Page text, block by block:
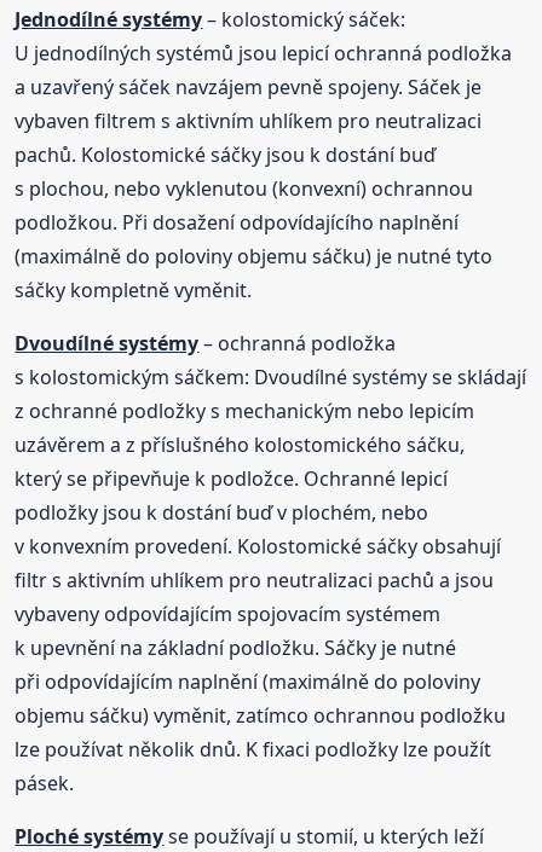
Jednodílné systémy– kolostomický sáček:
U jednodílných systémů jsou lepicí ochranná podložka
a uzavřený sáček navzájem pevně spojeny. Sáček je
vybaven filtrem s aktivním uhlíkem pro neutralizaci
pachů. Kolostomické sáčky jsou k dostání buď
s plochou, nebo vyklenutou (konvexní) ochrannou
podložkou. Při dosažení odpovídajícího naplnění
(maximálně do poloviny objemu sáčku) je nutné tyto
sáčky kompletně vyměnit.
Dvoudílné systémy– ochranná podložka
s kolostomickým sáčkem: Dvoudílné systémy se skládají
z ochranné podložky s mechanickým nebo lepicím
uzávěrem a z příslušného kolostomického sáčku,
který se připevňuje k podložce. Ochranné lepicí
podložky jsou k dostání buď v plochém, nebo
v konvexním provedení. Kolostomické sáčky obsahují
filtr s aktivním uhlíkem pro neutralizaci pachů a jsou
vybaveny odpovídajícím spojovacím systémem
k upevnění na základní podložku. Sáčky je nutné
při odpovídajícím naplnění (maximálně do poloviny
objemu sáčku) vyměnit, zatímco ochrannou podložku
lze používat několik dnů. K fixaci podložky lze použít
pásek.
Ploché systémyse používají u stomií, u kterých leží